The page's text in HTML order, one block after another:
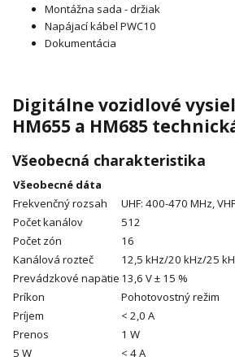
Montážna sada - držiak
Napájací kábel PWC10
Dokumentácia
Digitálne vozidlové
HM655 a HM685
Všeobecná charakteristika
Všeobecné dáta
Frekvenčný rozsah
UHF: 400-470 MHz,
Počet kanálov
512
Počet zón
16
Kanálová rozteč
12,5 kHz/20 kHz/25
Prevádzkové napätie 13,6 V ± 15 %
Príkon
Pohotovostný režim
Príjem
< 2,0 A
Prenos
1 W
5 W
< 4 A